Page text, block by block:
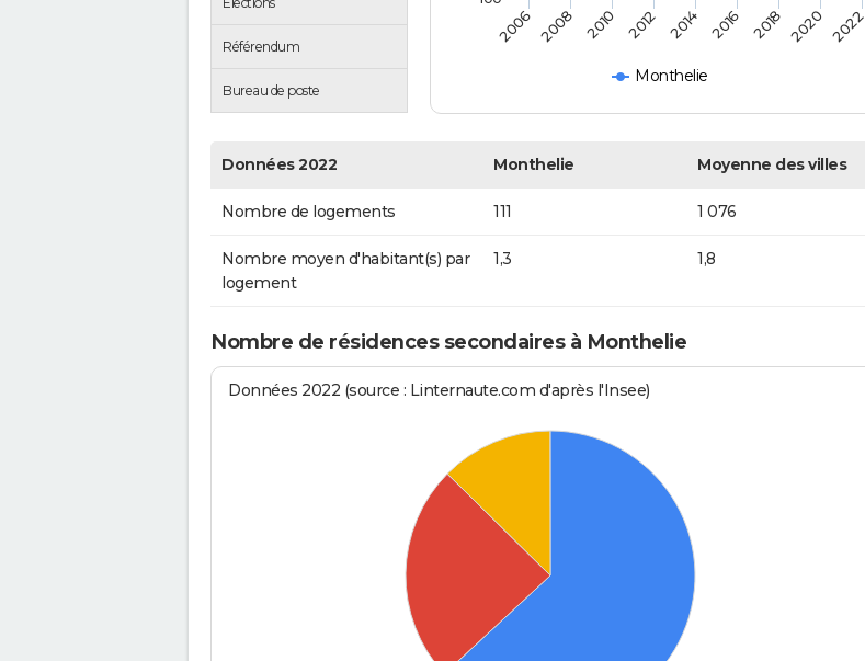
Référendum
Bureau de poste
Monthelie
2006 2008 2010 2012 2014 2016 2018 2020 2022
Données 2022 Monthelie Moyenne des villes
Nombre de logements 111 1 076
Nombre moyen d'habitant(s) par
logement
1,3 1,8
Nombre de résidences secondaires à Monthelie
Données 2022 (source : Linternaute.com d'après l'Insee)